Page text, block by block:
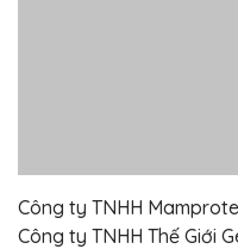
Công ty TNHH
Công ty TNHH Thế Giới